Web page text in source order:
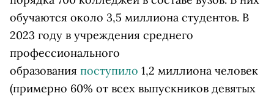
обучаются около 3,5 миллиона студентов. В
2023 году в учреждения среднего
профессионального
образования поступило 1,2 миллиона человек
(примерно 60% от всех выпускников девятых